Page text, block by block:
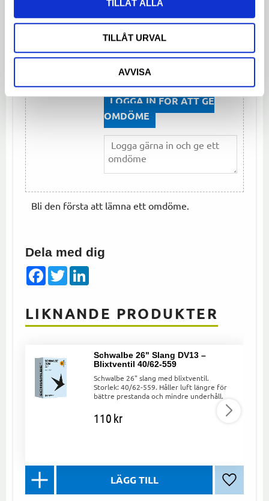
TILLÅT ALLA
TILLÅT URVAL
AVVISA
Dela med dig
Facebook
Twitter
LOGGA IN FÖR ATT GE
OMDÖME
Bli den första att lämna ett omdöme.
LIKNANDE PRODUKTER
Schwalbe 26" Slang DV13 –
Blixtventil 40/62-559
Schwalbe 26" slang med blixtventil.
Storlek: 40/62-559. Håller luft längre för
bättre prestanda och mindre underhåll.
110kr
Lägg till